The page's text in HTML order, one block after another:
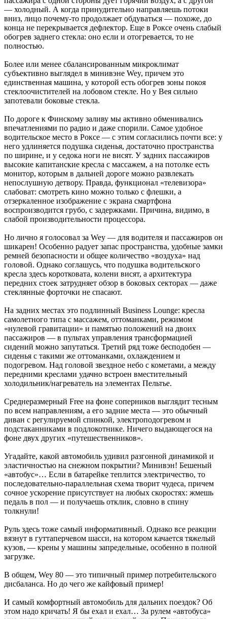
— холодный. А ­когда принудительно направляешь потоки
вниз, лицо почему-то продолжает обдуваться — похоже, до
конца не перекрывается дефлектор. Еще в Роксе очень слабый
обогрев заднего стекла: оно если и отогревается, то не
полностью.
Более или менее сбалансированным микроклимат
субъективно выглядел в минивэне Wey, причем это
единственная машина, у которой есть обогрев зоны покоя
стекло­очистителей на лобовом стекле. Но у Вея сильно
запотевали боковые стекла.
По дороге к Финскому заливу мы активно обменивались
впечатлениями по радио и даже спорили. Самое удобное
водительское место в Роксе — с этим согласились почти все: у
него удлиняется подушка сиденья, достаточно пространства
по ширине, и у седока ноги не висят. У задних пассажиров
высокие капитанские кресла с массажем, а на потолке есть
монитор, которым в дальней дороге можно развлекать
непослушную детвору. Правда, функционал «телевизора»
слабоват: смотреть кино можно только с флешки, а
отзеркаленное изображение с экрана смартфона
воспроизводится грубо, с задержками. Причина, видимо, в
слабой производительности процессора.
Но лично я голосовал за Wey — для водителя и пассажиров он
шикарен! Особенно радует запас пространства, удобные замки
ремней безопасности и общее количество «воздуха» над
головой. Однако соглашусь, что подушка водительского
кресла здесь коротковата, колени висят, а архитектура
передних стоек затрудняет обзор в боковых секторах — даже
стеклянные форточки не спасают.
На задних местах это подлинный Business Lounge: кресла
самолетного типа с массажем, оттоманками, режимом
«нулевой гравитации» и памятью положений на двоих
пассажиров — в пультах управления трансформацией
сидений можно запутаться. Третий ряд тоже бесподобен —
сиденья с такими же оттоманками, охлаждением и
подогревом. Над головой звездное небо с ­кометами, а между
передними креслами удачно встроен вместительный
холодильник/нагреватель на элементах Пельтье.
Среднеразмерный Free на фоне соперников выглядит тесным
по всем направлениям, а его задние места — это обычный
диван с регулируемой спинкой, электроподогревом и
подстаканниками в подлокотнике. ­Ничего выдающегося на
фоне двух других «путешественников».
Угадайте, какой автомобиль удивил разгонной динамикой и
эластичностью на снежном покрытии? Минивэн! Бешеный
«автобус»… Если в батарейке теплится электричество, то
последовательно-параллельная схема творит чудеса, причем
сочное ускорение присутствует на любых скоростях: жмешь
педаль в пол — и получаешь отклик, словно в спину
толкнули!
Руль здесь тоже самый информативный. Однако все реакции
вязнут в гуттаперчевом шасси, на котором качается тяжелый
кузов, — крены у машины запредельные, особенно в полной
загрузке.
В общем, Wey 80 — это типичный пример потребительского
дисбаланса. Но до чего же кайфовый пример!
И самый комфортный автомобиль для дальних поездок? Об
этом надо кричать! Я бы ехал и ехал… За рулем «автобуса»